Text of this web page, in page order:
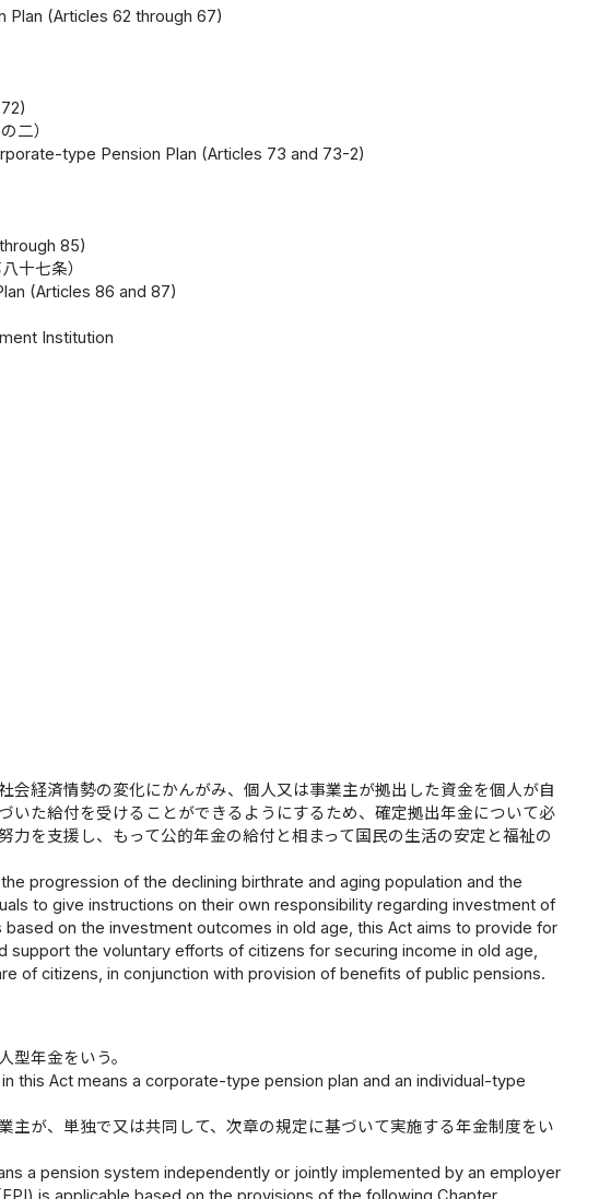
Plan (Articles 62 through 67)
二）
type Pension Plan (Articles 73 and 73-2)
85)
十七条）
(Articles 86 and 87)
Institution
会経済情勢の変化にかんがみ、個人又は事業主が拠出した資金を個人が自
た給付を受けることができるようにするため、確定拠出年金について必
を支援し、もって公的年金の給付と相まって国民の生活の安定と福祉の
progression of the declining birthrate and aging population and the
to give instructions on their own responsibility regarding investment of
on the investment outcomes in old age, this Act aims to provide for
the voluntary efforts of citizens for securing income in old age,
of citizens, in conjunction with provision of benefits of public pensions.
型年金をいう。
this Act means a corporate-type pension plan and an individual-type
が、単独で又は共同して、次章の規定に基づいて実施する年金制度をい
a pension system independently or jointly implemented by an employer